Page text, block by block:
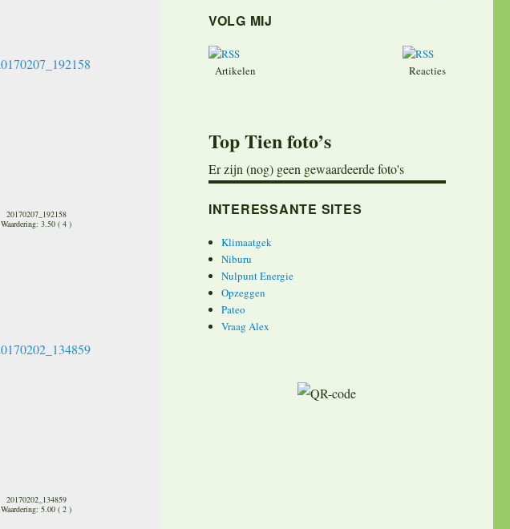
20170207_192158
Waardering: 3.50 ( 4 )
20170202_134859
Waardering: 5.00 ( 2 )
VOLG MIJ
Artikelen Reacties
Top Tien foto’s
Er zijn (nog) geen gewaardeerde foto's
INTERESSANTE SITES
Klimaatgek
Niburu
Nulpunt Energie
Opzeggen
Pateo
Vraag Alex